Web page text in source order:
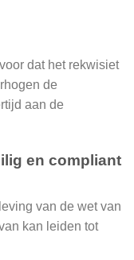
dat het rekwisiet
de
aan de
en compliant
van de wet van
kan leiden tot